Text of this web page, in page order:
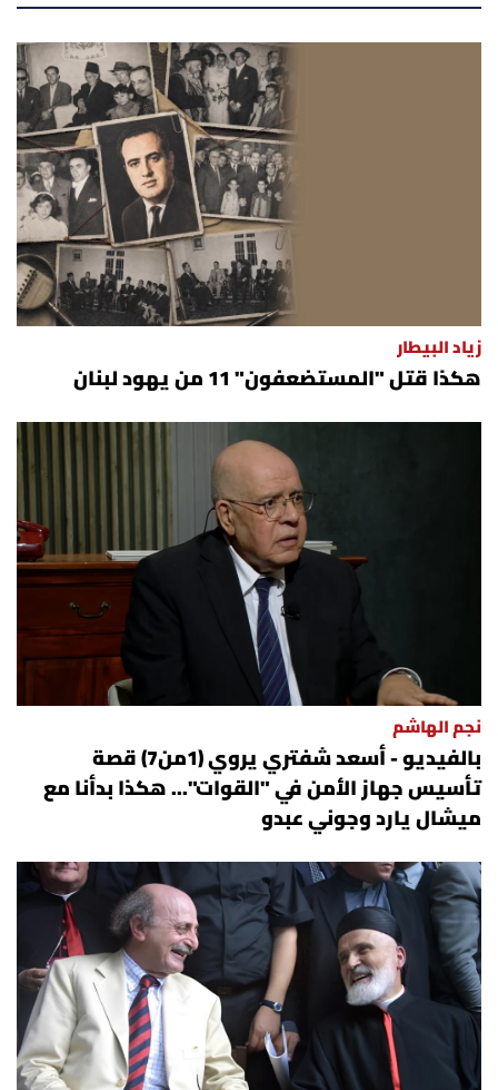
زياد البيطار
هكذا قتل "المستضعفون" 11 من يهود لبنان
نجم الهاشم
بالفيديو - أسعد شفتري يروي (1من7) قصة
تأسيس جهاز الأمن في "القوات"... هكذا بدأنا مع
ميشال يارد وجوني عبدو